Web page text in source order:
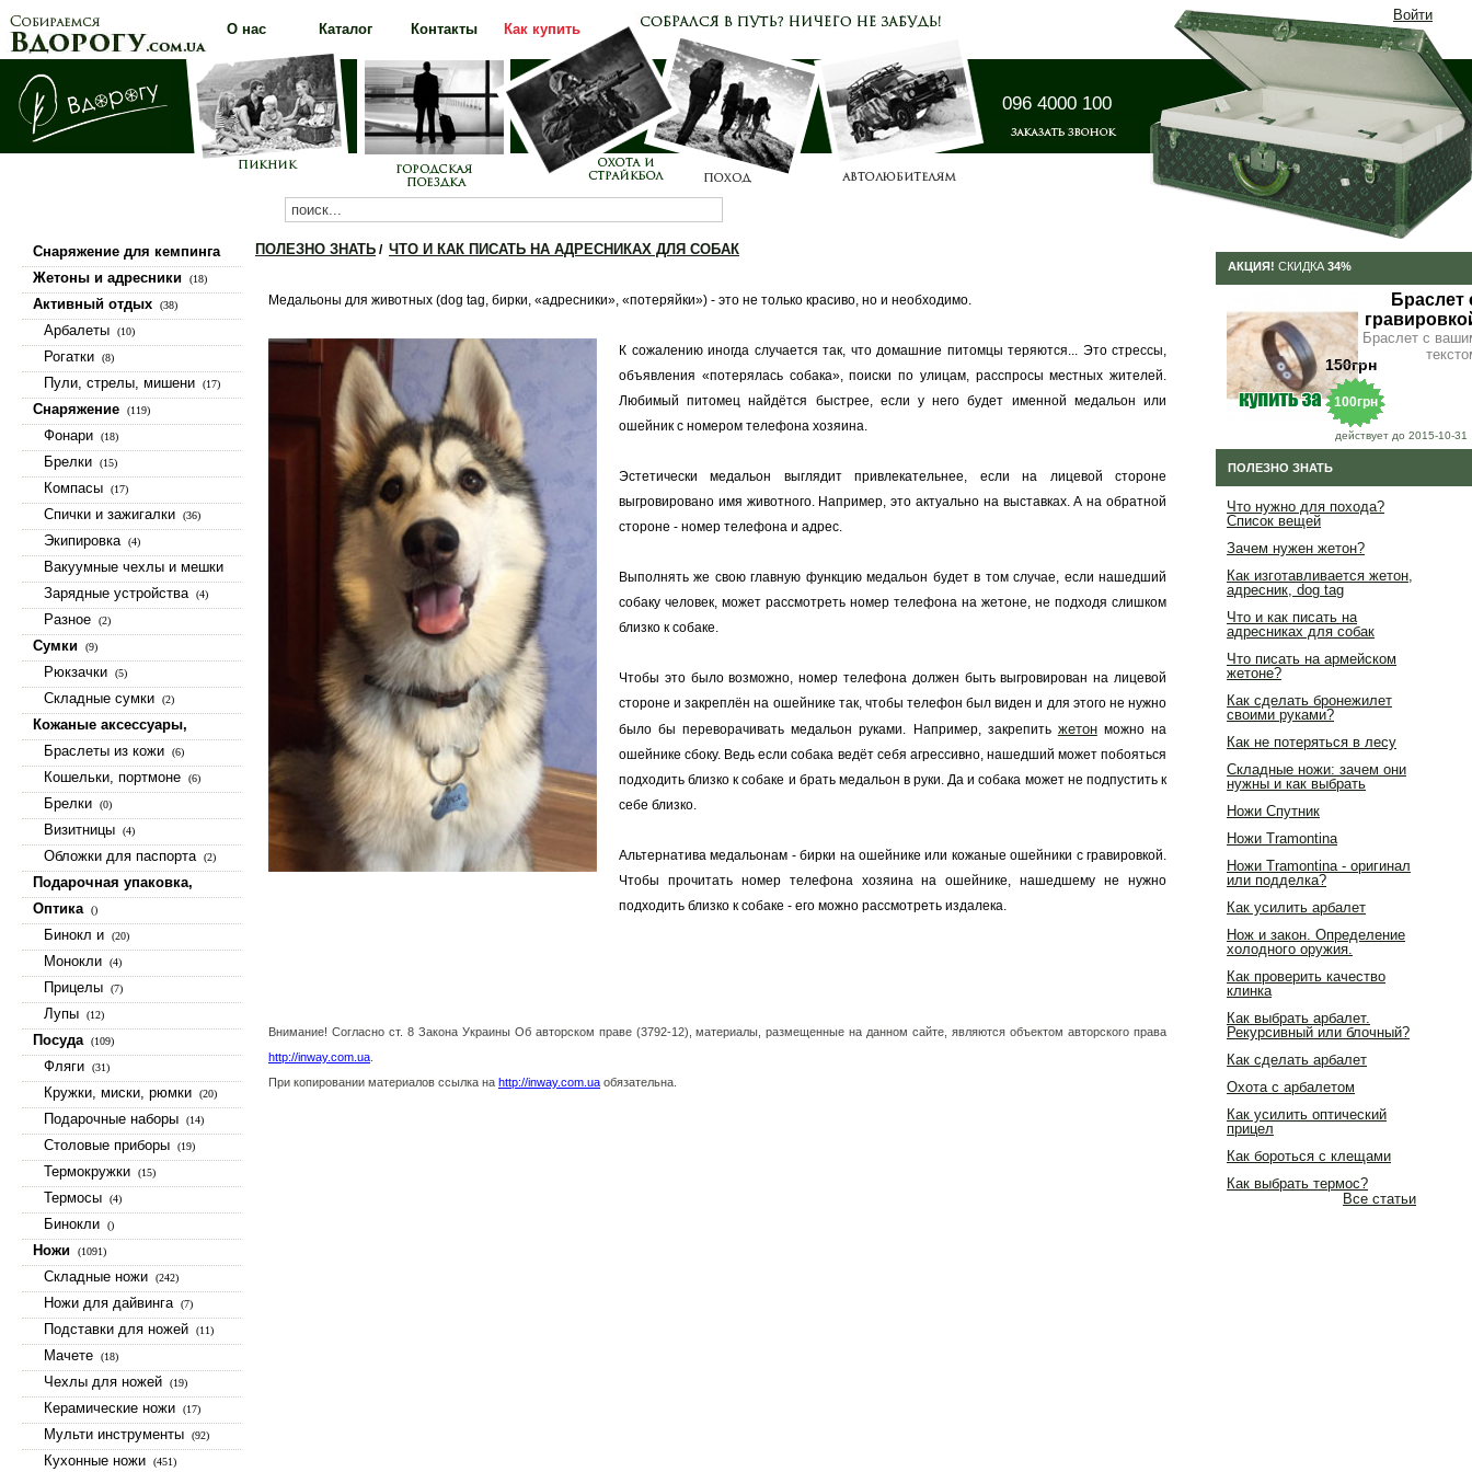
096 4000 100
О нас Каталог Контакты Как купить
Прайс-лист
Каталог
Снаряжение для кемпинга
(100)
Жетоны и адресники (18)
Активный отдых (38)
Арбалеты (10)
Рогатки (8)
Пули, стрелы, мишени (17)
Снаряжение (119)
Фонари (18)
Брелки (15)
Компасы (17)
Спички и зажигалки (36)
Экипировка (4)
Вакуумные чехлы и мешки
Зарядные устройства (4)
Разное (2)
Сумки (9)
Рюкзачки (5)
Складные сумки (2)
Кожаные аксессуары,
изделия из натуральной кожи
(23)
Браслеты из кожи (6)
Кошельки, портмоне (6)
Брелки (0)
Визитницы (4)
Обложки для паспорта (2)
Подарочная упаковка,
коробки, шкатулки
Оптика ()
Бинокл и (20)
Монокли (4)
Прицелы (7)
Лупы (12)
Посуда (109)
Фляги (31)
Кружки, миски, рюмки (20)
Подарочные наборы (14)
Столовые приборы (19)
Термокружки (15)
Термосы (4)
Бинокли ()
Ножи (1091)
Складные ножи (242)
Ножи для дайвинга (7)
Подставки для ножей (11)
Мачете (18)
Чехлы для ножей (19)
Керамические ножи (17)
Мульти инструменты (92)
Кухонные ножи (451)
ПОЛЕЗНО ЗНАТЬ / ЧТО И КАК ПИСАТЬ НА АДРЕСНИКАХ ДЛЯ СОБАК
Медальоны для животных (dog tag, бирки, «адресники», «потеряйки») - это не только красиво, но и необходимо.
К сожалению иногда случается так, что домашние питомцы теряются... Это стрессы,
объявления «потерялась собака», поиски по улицам, расспросы местных жителей.
Любимый питомец найдётся быстрее, если у него будет именной медальон или
ошейник с номером телефона хозяина.
Эстетически медальон выглядит привлекательнее, если на лицевой стороне
выгровировано имя животного. Например, это актуально на выставках. А на обратной
стороне - номер телефона и адрес.
Выполнять же свою главную функцию медальон будет в том случае, если нашедший
собаку человек, может рассмотреть номер телефона на жетоне, не подходя слишком
близко к собаке.
Чтобы это было возможно, номер телефона должен быть выгровирован на лицевой
стороне и закреплён на ошейнике так, чтобы телефон был виден и для этого не нужно
было бы переворачивать медальон руками. Например, закрепить жетонможно на
ошейнике сбоку. Ведь если собака ведёт себя агрессивно, нашедший может побояться
подходить близко к собаке и брать медальон в руки. Да и собака может не подпустить к
себе близко.
Альтернатива медальонам - бирки на ошейнике или кожаные ошейники с гравировкой.
Чтобы прочитать номер телефона хозяина на ошейнике, нашедшему не нужно
подходить близко к собаке - его можно рассмотреть издалека.
Внимание! Согласно ст. 8 Закона Украины Об авторском праве (3792-12), материалы, размещенные на данном сайте, являются объектом авторского права
http://inway.com.ua
При копировании материалов ссылка на http://inway.com.ua обязательна.
АКЦИЯ! СКИДКА 34%
Браслет
Браслет с
150грн
100грн
действует до 2015-10-31
ПОЛЕЗНО ЗНАТЬ
Что нужно для похода?
Список вещей
Зачем нужен жетон?
Как изготавливается жетон,
адресник, dog tag
Что и как писать на
адресниках для собак
Что писать на армейском
жетоне?
Как сделать бронежилет
своими руками?
Как не потеряться в лесу
Складные ножи: зачем они
нужны и как выбрать
Ножи Спутник
Ножи Tramontina
Ножи Tramontina - оригинал
или подделка?
Как усилить арбалет
Нож и закон. Определение
холодного оружия.
Как проверить качество
клинка
Как выбрать арбалет.
Рекурсивный или блочный?
Как сделать арбалет
Охота с арбалетом
Как усилить оптический
прицел
Как бороться с клещами
Как выбрать термос?
Все статьи
Войти